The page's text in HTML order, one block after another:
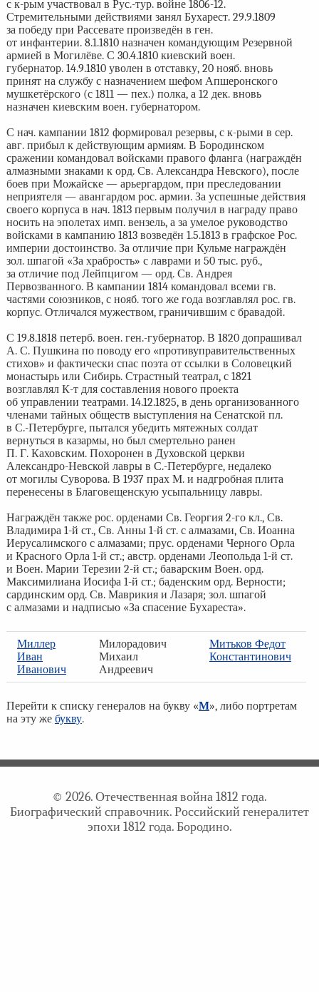
с к-рым участвовал в Рус.-тур. войне 1806-12.
Стремительными действиями занял Бухарест. 29.9.1809
за победу при Рассевате произведён в ген.
от инфантерии. 8.1.1810 назначен командующим Резервной
армией в Могилёве. С 30.4.1810 киевский воен.
губернатор. 14.9.1810 уволен в отставку, 20 нояб. вновь
принят на службу с назначением шефом Апшеронского
мушкетёрского (с 1811 — пех.) полка, а 12 дек. вновь
назначен киевским воен. губернатором.
С нач. кампании 1812 формировал резервы, с к-рыми в сер.
авг. прибыл к действующим армиям. В Бородинском
сражении командовал войсками правого фланга (награждён
алмазными знаками к орд. Св. Александра Невского), после
боев при Можайске — арьергардом, при преследовании
неприятеля — авангардом рос. армии. За успешные действия
своего корпуса в нач. 1813 первым получил в награду право
носить на эполетах имп. вензель, а за умелое руководство
войсками в кампанию 1813 возведён 1.5.1813 в графское Рос.
империи достоинство. За отличие при Кульме награждён
зол. шпагой «За храбрость» с лаврами и 50 тыс. руб.,
за отличие под Лейпцигом — орд. Св. Андрея
Первозванного. В кампании 1814 командовал всеми гв.
частями союзников, с нояб. того же года возглавлял рос. гв.
корпус. Отличался мужеством, граничившим с бравадой.
С 19.8.1818 петерб. воен. ген.-губернатор. В 1820 допрашивал
А. С. Пушкина по поводу его «противуправительственных
стихов» и фактически спас поэта от ссылки в Соловецкий
монастырь или Сибирь. Страстный театрал, с 1821
возглавлял К-т для составления нового проекта
об управлении театрами. 14.12.1825, в день организованного
членами тайных обществ выступления на Сенатской пл.
в С.-Петербурге, пытался убедить мятежных солдат
вернуться в казармы, но был смертельно ранен
П. Г. Каховским. Похоронен в Духовской церкви
Александро-Невской лавры в С.-Петербурге, недалеко
от могилы Суворова. В 1937 прах М. и надгробная плита
перенесены в Благовещенскую усыпальницу лавры.
Награждён также рос. орденами Св. Георгия 2-го кл., Св.
Владимира 1-й ст., Св. Анны 1-й ст. с алмазами, Св. Иоанна
Иерусалимского с алмазами; прус. орденами Черного Орла
и Красного Орла 1-й ст.; австр. орденами Леопольда 1-й ст.
и Воен. Марии Терезии 2-й ст.; баварским Воен. орд.
Максимилиана Иосифа 1-й ст.; баденским орд. Верности;
сардинским орд. Св. Маврикия и Лазаря; зол. шпагой
с алмазами и надписью «За спасение Бухареста».
Миллер
Иван
Иванович
Милорадович
Михаил
Андреевич
Митьков Федот
Константинович
Перейти к списку генералов на букву «М», либо портретам
на эту же букву.
© 2026. Отечественная война 1812 года.
Биографический справочник. Российский генералитет
эпохи 1812 года. Бородино.